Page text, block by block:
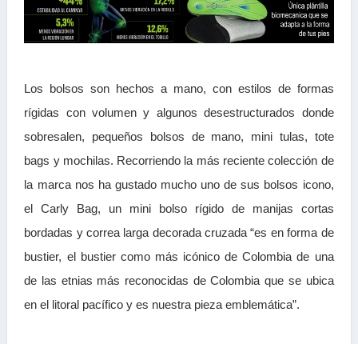
Los bolsos son hechos a mano, con estilos de formas
rígidas con volumen y algunos desestructurados donde
sobresalen, pequeños bolsos de mano, mini tulas, tote
bags y mochilas. Recorriendo la más reciente colección de
la marca nos ha gustado mucho uno de sus bolsos icono,
el Carly Bag, un mini bolso rígido de manijas cortas
bordadas y correa larga decorada cruzada “es en forma de
bustier, el bustier como más icónico de Colombia de una
de las etnias más reconocidas de Colombia que se ubica
en el litoral pacífico y es nuestra pieza emblemática”.